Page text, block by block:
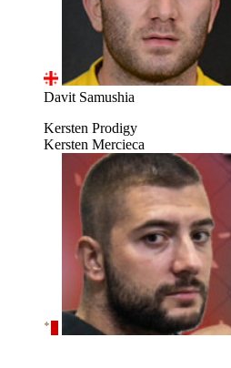
Davit Samushia
Kersten Prodigy
Kersten Mercieca